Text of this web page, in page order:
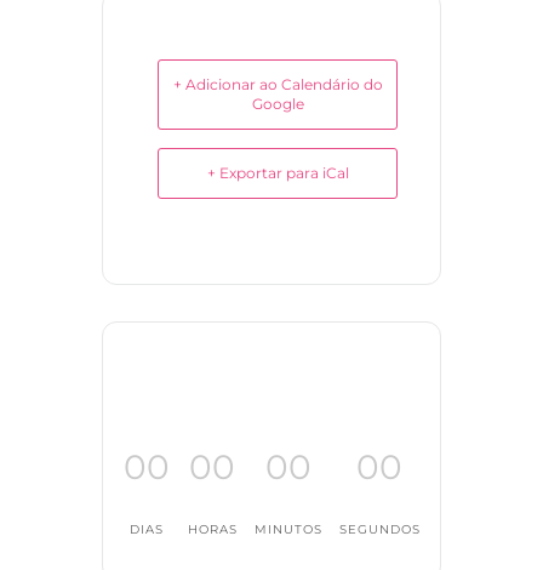
+ Adicionar ao Calendário do
Google
+ Exportar para iCal
00
DIAS
00
HORAS
00
MINUTOS
00
SEGUNDOS